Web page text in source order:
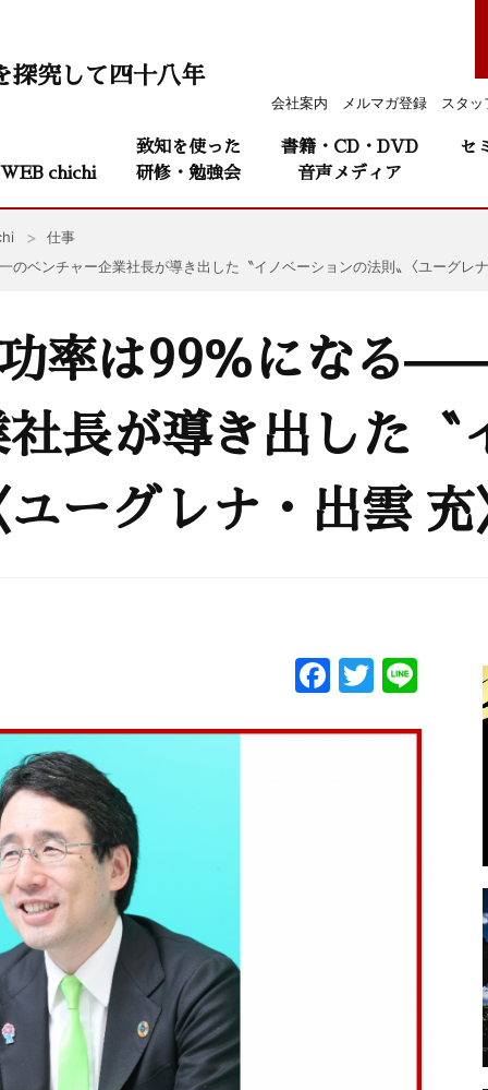
会社案内 メルマガ登録 スタ
探究して四十八年
WEB chichi
致知を使った
研修・勉強会
書籍・CD・DVD
音声メディア
セ
仕事
ベンチャー企業社長が導き出した〝イノベーションの法則〟〈ユーグレナ
率は99％になる
長が導き出した〝
ーグレナ・出雲
F
a
c
T
w
itte